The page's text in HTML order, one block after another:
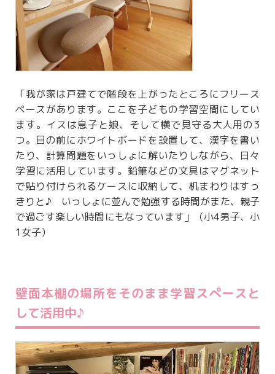
「我が家は戸建てで階段を上がったところにフリース
ペースがあります。ここを子どもの学習空間にしてい
ます。イスは息子と娘、そして横で見守る大人用の3
つ。目の前にホワイトボードを設置して、漢字を書い
たり、計算問題をいっしょに解いたりしながら、日々
学習に活用しています。鉛筆などの文具はマグネット
で貼り付けられるケースに収納して、机まわりはすっ
きりと♪ いっしょに並んで勉強する時間がまた、親子
で過ごす楽しい時間にもなっています」（小4男子、小
1女子）
壁面本棚の場所をそのまま学習スぺースと
して活用中♪